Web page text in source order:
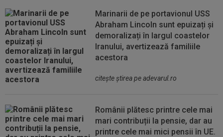
Marinarii de pe portavionul USS
Abraham Lincoln sunt epuizați și
demoralizați în largul coastelor
Iranului, avertizează familiile
acestora
citeşte ştirea pe adevarul.ro
Românii plătesc printre cele mai
mari contribuții la pensie, dar au
printre cele mai mici pensii în UE.